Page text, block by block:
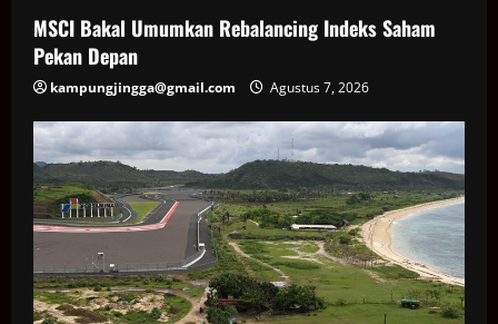
MSCI Bakal Umumkan Rebalancing Indeks Saham
Pekan Depan
kampungjingga@gmail.com Agustus 7, 2026